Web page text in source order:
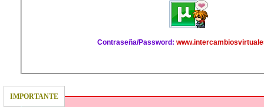
Contraseña/Password:
IMPORTANTE